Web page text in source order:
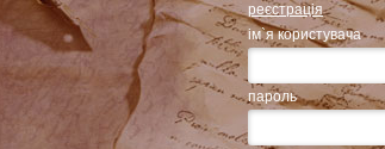
реєстрація
ім`я користувача
пароль